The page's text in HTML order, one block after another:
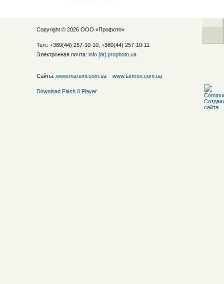
Copyright © 2026 ООО «Профото»
Тел.: +380(44) 257-10-10, +380(44) 257-10-11
Электронная почта: info [at] prophoto.ua
Сайты: www.marumi.com.ua www.tamron.com.ua
Download Flash 8 Player